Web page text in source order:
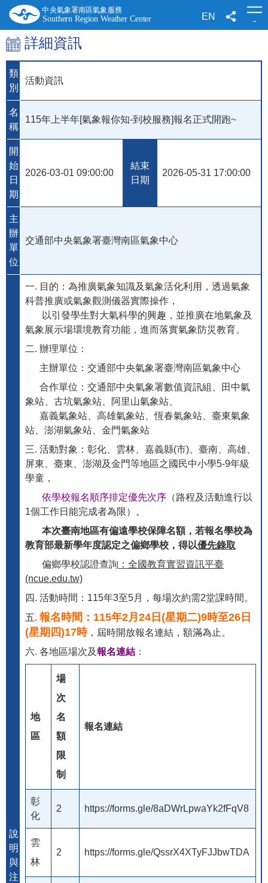
要
內
容
EN -
詳細資訊
類
別
活動資訊
名
稱
115年上半年[氣象報你知-到校服務]報名正式開跑~
開
始
日
期
2026-03-01 09:00:00
結束
日期
2026-05-31 17:00:00
主
辦
單
位
交通部中央氣象署臺灣南區氣象中心
說
明
與
注
一. 目的：為推廣氣象知識及氣象活化利用，透過氣象
科普推廣或氣象觀測儀器實際操作，
以引發學生對大氣科學的興趣，並推廣在地氣象及
氣象展示場環境教育功能，進而落實氣象防災教育。
二. 辦理單位：
主辦單位：交通部中央氣象署臺灣南區氣象中心
合作單位：交通部中央氣象署數值資訊組、田中氣
象站、古坑氣象站、阿里山氣象站、
嘉義氣象站、高雄氣象站、恆春氣象站、臺東氣象
站、澎湖氣象站、金門氣象站
三. 活動對象：彰化、雲林、嘉義縣(市)、臺南、高雄、
屏東、臺東、澎湖及金門等地區之國民中小學5-9年級
學童，
依學校報名順序排定優先次序 （路程及活動進行以
1個工作日能完成者為限）。
本次臺南地區有偏遠學校保障名額，若報名學校為
教育部最新學年度認定之偏鄉學校，得以優先錄取
偏鄉學校認證查詢 ： 全國教育實習資訊平臺
(ncue.edu.tw)
四. 活動時間：115年3至5月，每場次約需2堂課時間。
五. 報名時間：115年2月24日(星期二)9時至26日
(星期四)17時，屆時開放報名連結，額滿為止。
六. 各地區場次及報名連結 ：
地
區
場
次
名
額
限
制
報名連結
彰
化
2 https://forms.gle/8aDWrLpwaYk2fFqV8
雲
林
2 https://forms.gle/QssrX4XTyFJJbwTDA